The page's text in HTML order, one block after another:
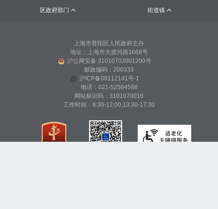
区政府部门  街道镇 
上海市普陀区人民政府主办
地址：上海市大渡河路1668号
沪公网安备 31010702001200号
邮政编码：200333
沪ICP备08112141号-1
电话：021-52564588
网站标识码：3101070016
工作时间：8:30-12:00,13:30-17:30